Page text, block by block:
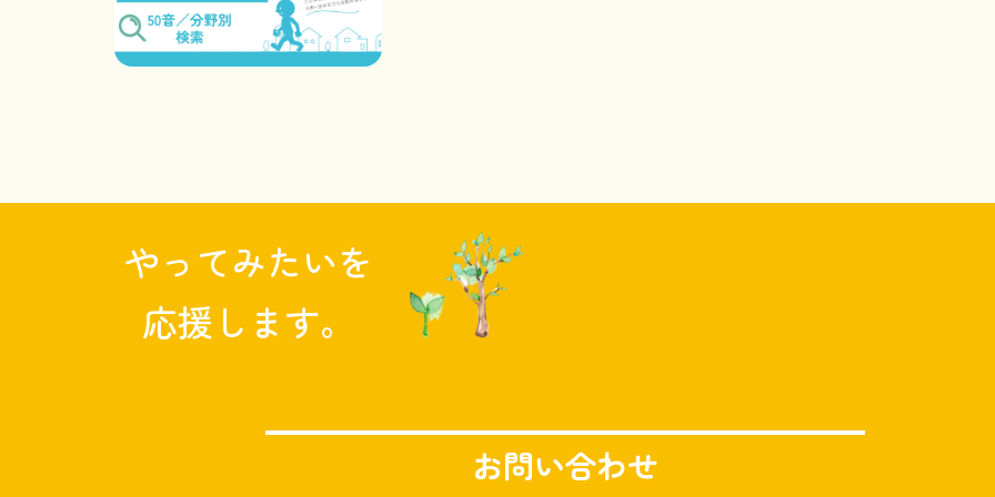
やってみたいを
応援します。
お問い合わせ